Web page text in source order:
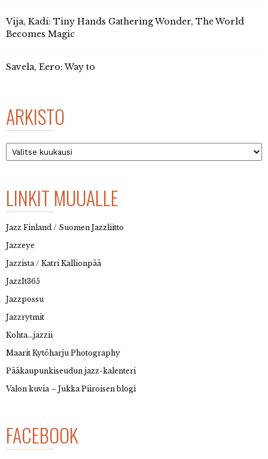
Vija, Kadi: Tiny Hands Gathering Wonder, The World
Becomes Magic
Savela, Eero: Way to
ARKISTO
Arkisto
LINKIT MUUALLE
Jazz Finland / Suomen Jazzliitto
Jazzeye
Jazzista / Katri Kallionpää
JazzIt365
Jazzpossu
Jazzrytmit
Kohta…jazzii
Maarit Kytöharju Photography
Pääkaupunkiseudun jazz-kalenteri
Valon kuvia – Jukka Piiroisen blogi
FACEBOOK